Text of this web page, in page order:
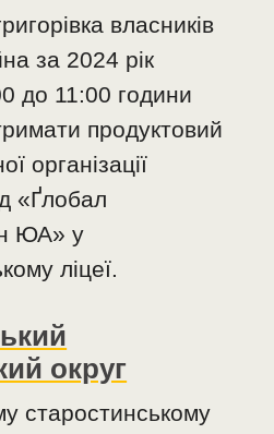
власників
за 2024 рік
до 11:00 години
продуктовий
організації
«Ґлобал
ЮА» у
ліцеї.
округ
старостинському